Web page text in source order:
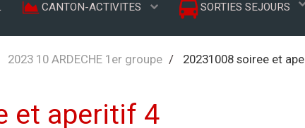
CANTON-ACTIVITES SORTIES SEJOURS
2023 10 ARDECHE 1er groupe 20231008 soiree et
et aperitif 4